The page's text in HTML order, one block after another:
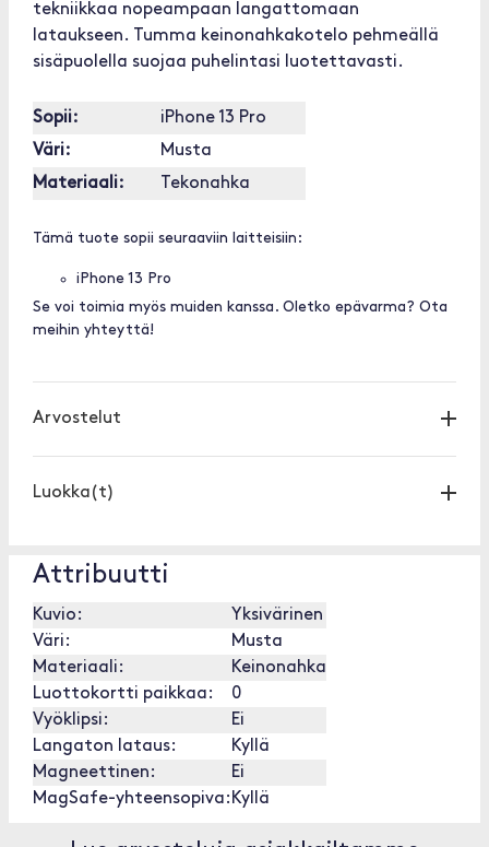
tekniikkaa nopeampaan langattomaan
lataukseen. Tumma keinonahkakotelo pehmeällä
sisäpuolella suojaa puhelintasi luotettavasti.
Sopii:
iPhone 13 Pro
Väri:
Musta
Materiaali:
Tekonahka
Tämä tuote sopii seuraaviin laitteisiin:
iPhone 13 Pro
Se voi toimia myös muiden kanssa. Oletko epävarma? Ota
meihin yhteyttä!
Arvostelut
Luokka(t)
Attribuutti
Kuvio:
Yksivärinen
Väri:
Musta
Materiaali:
Keinonahka
Luottokortti paikkaa:
0
Vyöklipsi:
Ei
Langaton lataus:
Kyllä
Magneettinen:
Ei
MagSafe-yhteensopiva: Kyllä